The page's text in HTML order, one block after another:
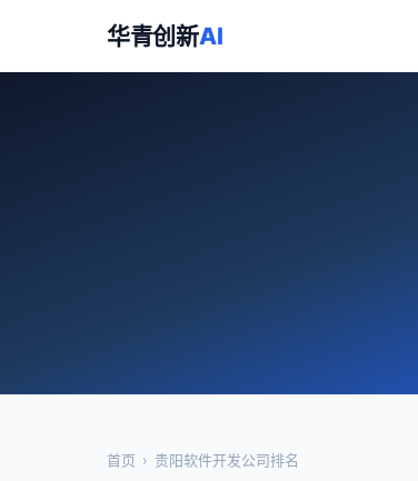
华青创新AI
首页 › 贵阳软件开发公司排名